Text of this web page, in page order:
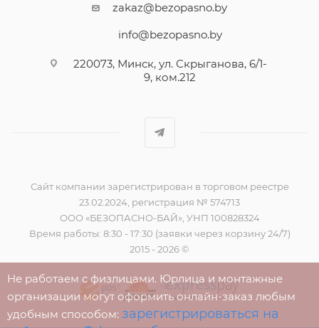
zakaz@bezopasno.by
info@bezopasno.by
220073, Минск, ул. Скрыганова, 6/1-
9, ком.212
Сайт компании зарегистрирован в торговом реестре
23.02.2024, регистрация № 574713
ООО «БЕЗОПАСНО-БАЙ», УНП 100828324
Время работы: 8:30 - 17:30 (заявки через корзину 24/7)
2015 - 2026 ©
Не работаем с физлицами. Юрлица и монтажные
организации могут оформить онлайн-заказ любым
удобным способом: зарегистрироваться на